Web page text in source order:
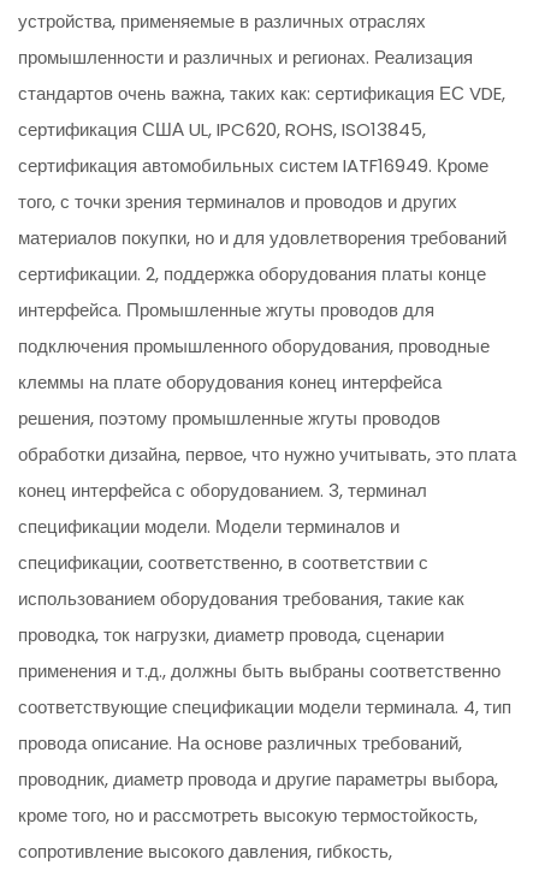
устройства, применяемые в различных отраслях
промышленности и различных и регионах. Реализация
стандартов очень важна, таких как: сертификация ЕС VDE,
сертификация США UL, IPC620, ROHS, ISO13845,
сертификация автомобильных систем IATF16949. Кроме
того, с точки зрения терминалов и проводов и других
материалов покупки, но и для удовлетворения требований
сертификации. 2, поддержка оборудования платы конце
интерфейса. Промышленные жгуты проводов для
подключения промышленного оборудования, проводные
клеммы на плате оборудования конец интерфейса
решения, поэтому промышленные жгуты проводов
обработки дизайна, первое, что нужно учитывать, это плата
конец интерфейса с оборудованием. 3, терминал
спецификации модели. Модели терминалов и
спецификации, соответственно, в соответствии с
использованием оборудования требования, такие как
проводка, ток нагрузки, диаметр провода, сценарии
применения и т.д., должны быть выбраны соответственно
соответствующие спецификации модели терминала. 4, тип
провода описание. На основе различных требований,
проводник, диаметр провода и другие параметры выбора,
кроме того, но и рассмотреть высокую термостойкость,
сопротивление высокого давления, гибкость,